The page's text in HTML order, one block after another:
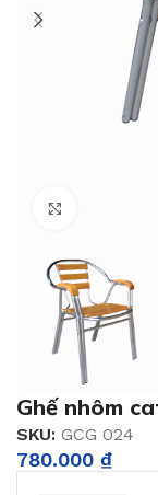
Ghế nhôm
SKU: GCG 024
780.000 ₫